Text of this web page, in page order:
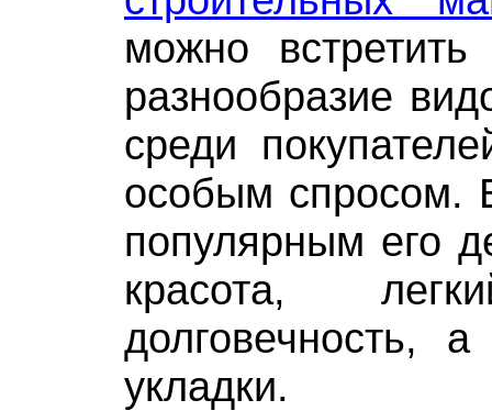
можно
разнообразие
среди
особым спросом.
популярным его
красота,
долговечность,
укладки.